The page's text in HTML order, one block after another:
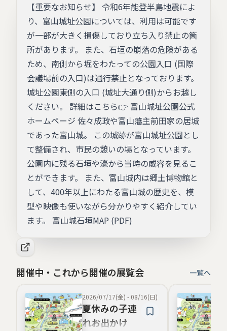
【重要なお知らせ】 令和6年能登半島地震によ
り、富山城址公園については、利用は可能です
が一部が大きく損傷しており立ち入り禁止の箇
所があります。 また、石垣の崩落の危険がある
ため、南側から堀をわたっての公園入口 (国際
会議場前の入口)は通行禁止となっております。
城址公園東側の入口 (城址大通り側)からお越し
ください。 詳細はこちら👉 富山城址公園公式
ホームページ 佐々成政や富山藩主前田家の居城
であった富山城。 この城跡が富山城址公園とし
て整備され、市民の憩いの場となっています。
公園内に残る石垣や濠から当時の威容を見るこ
とができます。 また、富山城内は郷土博物館と
して、400年以上にわたる富山城の歴史を、模
型や映像も使いながら分かりやすく紹介してい
ます。 富山城石垣MAP (PDF)
開催中・これから開催の展覧会 一覧へ
2026/07/17(金) - 08/16(日)
夏休みの子連
れお出かけ